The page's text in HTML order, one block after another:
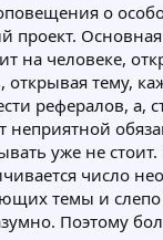
о
проект.
на человеке,
открывая тему,
рефералов, а,
неприятной
уже не стоит.
число
темы и слепо
Поэтому